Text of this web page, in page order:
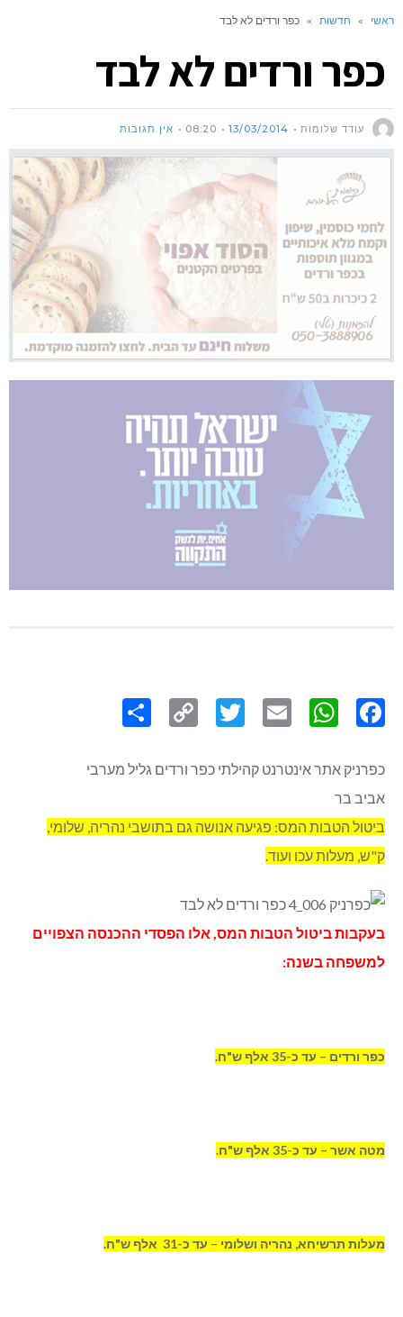
ראשי » חדשות » כפר ורדים לא לבד
כפר ורדים לא לבד
עודד שלומות 13/03/2014
08:20 אין תגובות
Link
כפרניק אתר אינטרנט קהילתי כפר ורדים גליל מערבי
אביב בר
ביטול הטבות המס: פגיעה אנושה גם בתושבי נהריה, שלומי,
ק"ש, מעלות עכו ועוד.
בעקבות ביטול הטבות המס, אלו הפסדי ההכנסה הצפויים
למשפחה בשנה:
כפר ורדים – עד כ-35 אלף ש"ח.
מטה אשר – עד כ-35 אלף ש"ח.
מעלות תרשיחא, נהריה ושלומי – עד כ-31 אלף ש"ח.